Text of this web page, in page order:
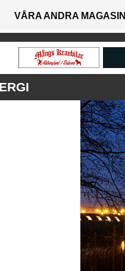
VÅRA ANDRA MAGASIN